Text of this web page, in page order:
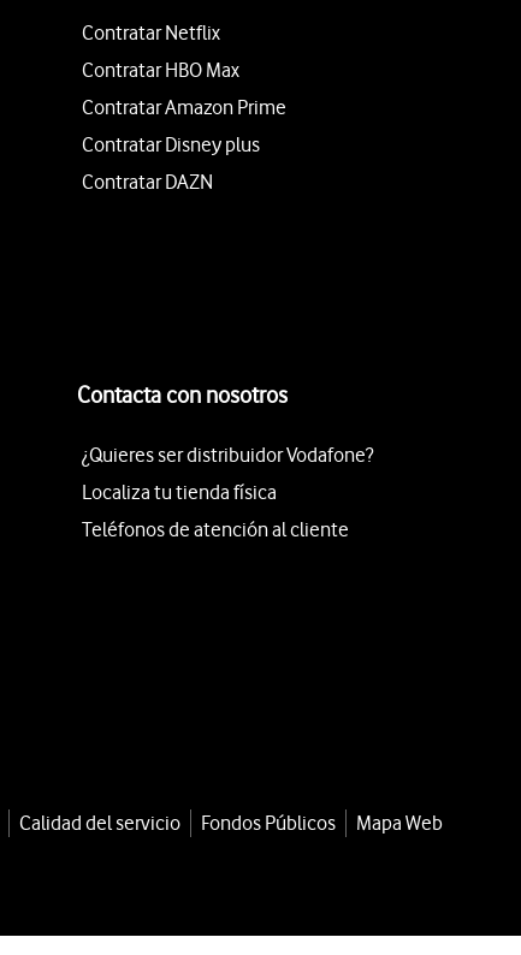
Contratar Netflix
Contratar HBO Max
Contratar Amazon Prime
Contratar Disney plus
Contratar DAZN
Contacta con nosotros
¿Quieres ser distribuidor Vodafone?
Localiza tu tienda física
Teléfonos de atención al cliente
Calidad del servicio Fondos Públicos
Mapa Web